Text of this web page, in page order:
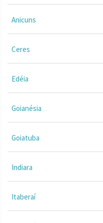
Anicuns
Ceres
Edéia
Goianésia
Goiatuba
Indiara
Itaberaí